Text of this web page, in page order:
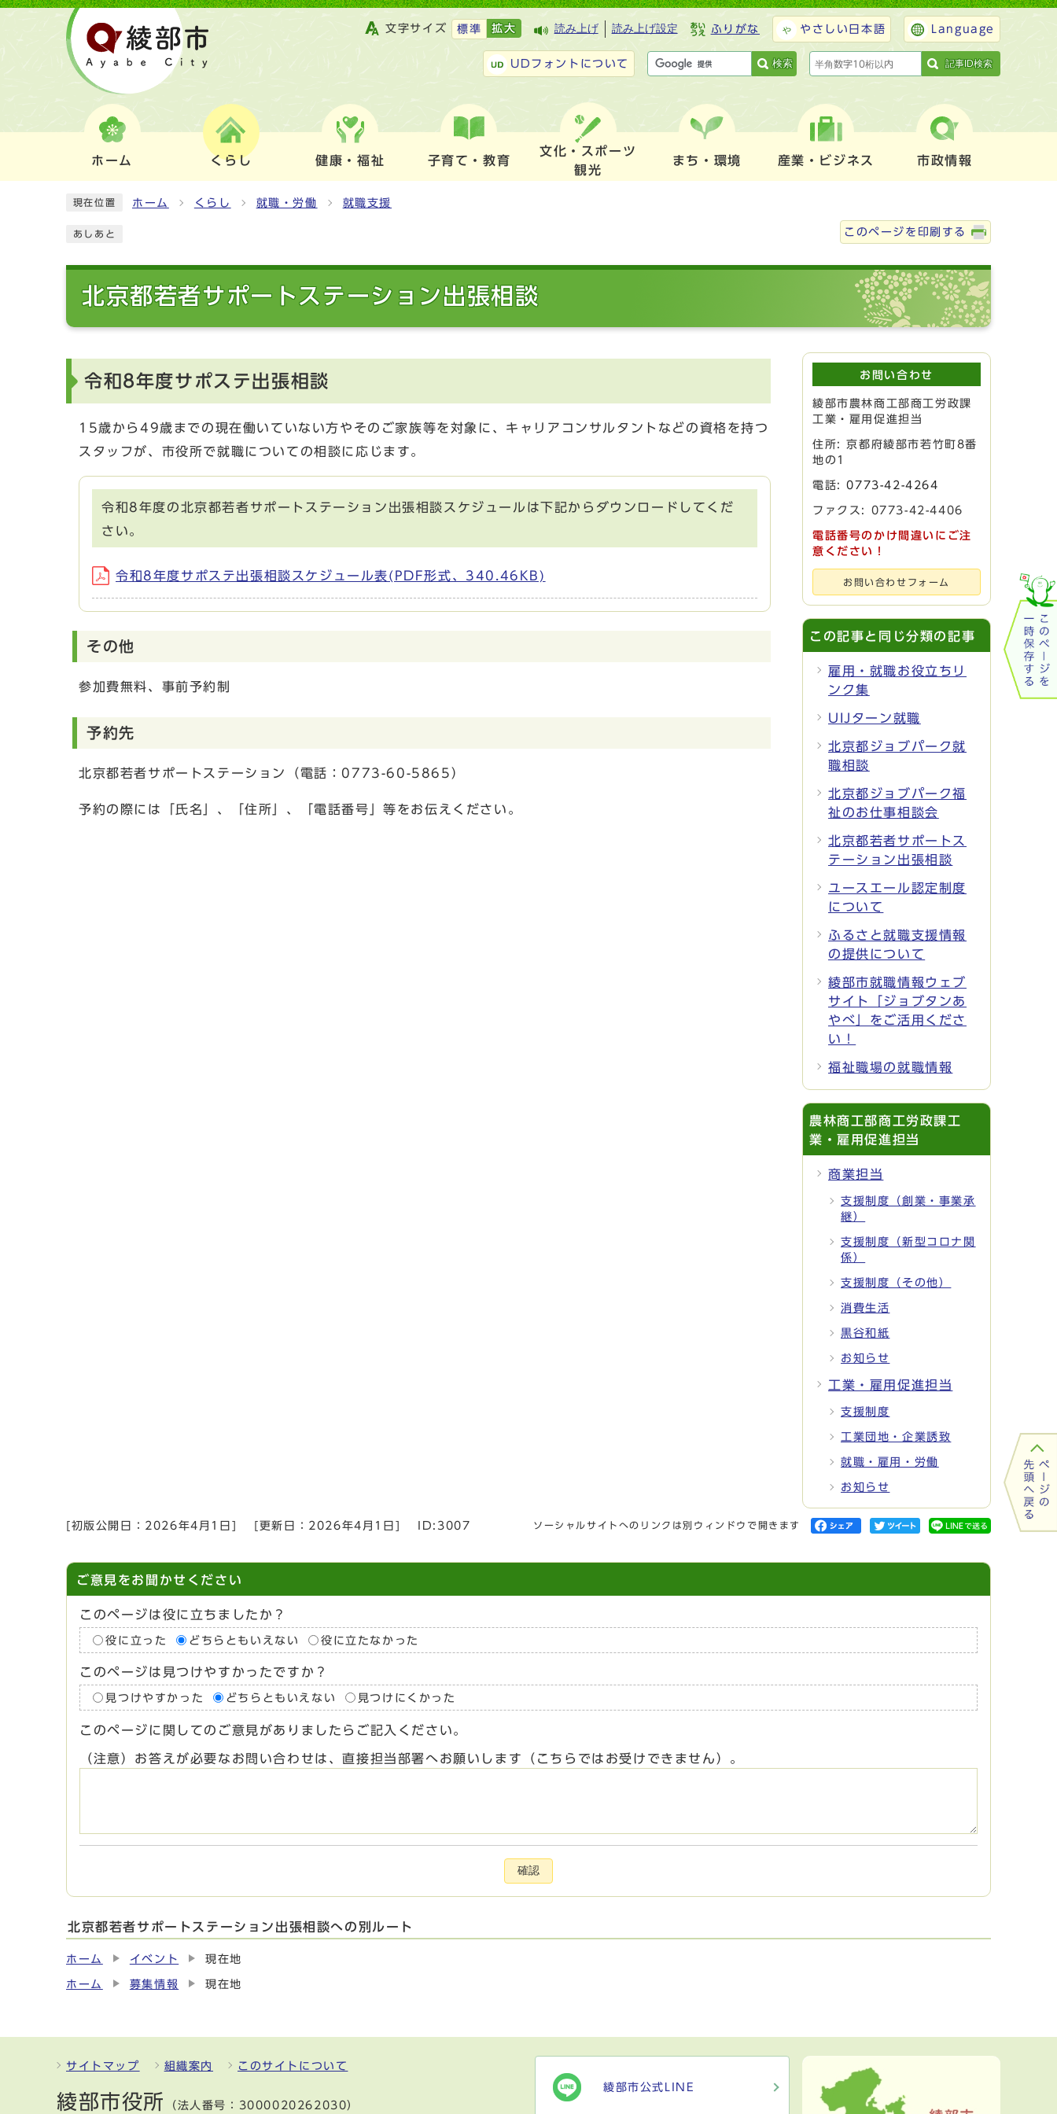
文字サイズ 標準 拡大 読み上げ 読み上げ設定 ふりがな やさしい日本語 Language
UDフォントについて 検索 記事ID検索
ホーム くらし 健康・福祉 子育て・教育
文化・スポーツ
観光
まち・環境 産業・ビジネス 市政情報
現在位置 ホーム くらし 就職・労働 就職支援
あしあと このページを印刷する
北京都若者サポートステーション出張相談
令和8年度サポステ出張相談
15歳から49歳までの現在働いていない方やそのご家族等を対象に、キャリアコンサルタントなどの資格を持つ
スタッフが、市役所で就職についての相談に応じます。
令和8年度の北京都若者サポートステーション出張相談スケジュールは下記からダウンロードしてくだ
さい。
令和8年度サポステ出張相談スケジュール表(PDF形式、340.46KB)
その他
参加費無料、事前予約制
予約先
北京都若者サポートステーション（電話：0773-60-5865）
予約の際には「氏名」、「住所」、「電話番号」等をお伝えください。
お問い合わせ
綾部市農林商工部商工労政課
工業・雇用促進担当
住所: 京都府綾部市若竹町8番
地の1
電話:0773-42-4264
ファクス: 0773-42-4406
電話番号のかけ間違いにご注
意ください！
お問い合わせフォーム
この記事と同じ分類の記事
雇用・就職お役立ちリ
ンク集
UIJターン就職
北京都ジョブパーク就
職相談
北京都ジョブパーク福
祉のお仕事相談会
北京都若者サポートス
テーション出張相談
ユースエール認定制度
について
ふるさと就職支援情報
の提供について
綾部市就職情報ウェブ
サイト「ジョブタンあ
やべ」をご活用くださ
い！
福祉職場の就職情報
農林商工部商工労政課工
業・雇用促進担当
商業担当
支援制度（創業・事業承
継）
支援制度（新型コロナ関
係）
支援制度（その他）
消費生活
黒谷和紙
お知らせ
工業・雇用促進担当
支援制度
工業団地・企業誘致
就職・雇用・労働
お知らせ
[初版公開日： 2026年4月1日 [更新日： 2026年4月1日 ID:3007 ソーシャルサイトへのリンクは別ウィンドウで開きます
ご意見をお聞かせください
このページは役に立ちましたか？
役に立った どちらともいえない 役に立たなかった
このページは見つけやすかったですか？
見つけやすかった どちらともいえない 見つけにくかった
このページに関してのご意見がありましたらご記入ください。
（注意）お答えが必要なお問い合わせは、直接担当部署へお願いします（こちらではお受けできません）。
確認
北京都若者サポートステーション出張相談への別ルート
ホーム イベント 現在地
ホーム 募集情報 現在地
サイトマップ 組織案内 このサイトについて
綾部市役所 （法人番号：3000020262030）
綾部市公式LINE